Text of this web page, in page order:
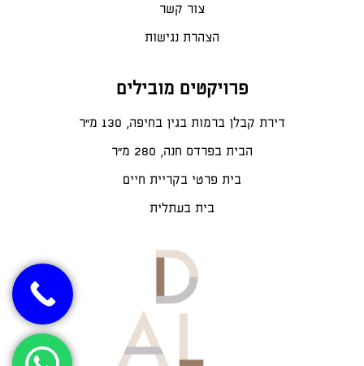
צור קשר
הצהרת נגישות
פרויקטים מובילים
דירת קבלן ברמות בגין בחיפה, 130 מ"ר
הבית בפרדס חנה, 280 מ״ר
בית פרטי בקריית חיים
בית בעתלית